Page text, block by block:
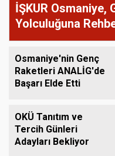
İŞKUR Osmaniye,
Yolculuğuna
Osmaniye'nin Genç
Raketleri ANALİG'de
Başarı Elde Etti
OKÜ Tanıtım ve
Tercih Günleri
Adayları Bekliyor